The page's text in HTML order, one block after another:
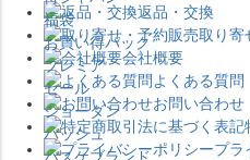
返品・交換
取り寄
会社概要
よくある質問
お問い合わせ
プラ
福袋
お買い得パック
プレミア
セール
ジョーダン
バッシュ